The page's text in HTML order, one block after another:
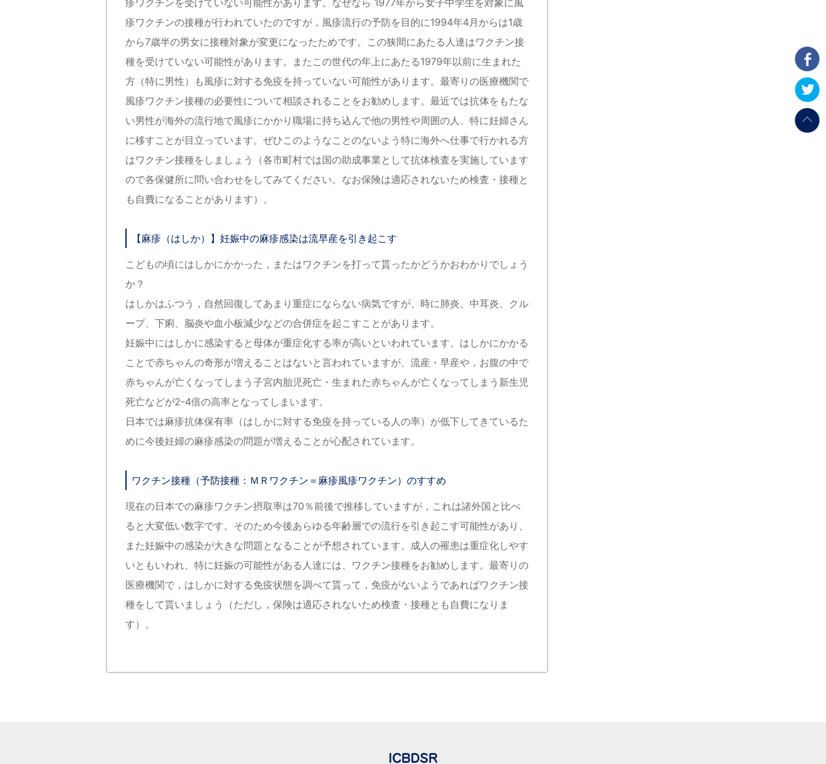
疹ワクチンを受けていない可能性があります。なぜなら 1977年から女子中学生を対象に風
疹ワクチンの接種が行われていたのですが，風疹流行の予防を目的に1994年4月からは1歳
から7歳半の男女に接種対象が変更になったためです。この狭間にあたる人達はワクチン接
種を受けていない可能性があります。またこの世代の年上にあたる1979年以前に生まれた
方（特に男性）も風疹に対する免疫を持っていない可能性があります。最寄りの医療機関で
風疹ワクチン接種の必要性について相談されることをお勧めします。最近では抗体をもたな
い男性が海外の流行地で風疹にかかり職場に持ち込んで他の男性や周囲の人、特に妊婦さん
に移すことが目立っています。ぜひこのようなことのないよう特に海外へ仕事で行かれる方
はワクチン接種をしましょう（各市町村では国の助成事業として抗体検査を実施しています
ので各保健所に問い合わせをしてみてください。なお保険は適応されないため検査・接種と
も自費になることがあります）。
【麻疹（はしか）】妊娠中の麻疹感染は流早産を引き起こす
こどもの頃にはしかにかかった，またはワクチンを打って貰ったかどうかおわかりでしょう
か？
はしかはふつう，自然回復してあまり重症にならない病気ですが、時に肺炎、中耳炎、クル
ープ、下痢、脳炎や血小板減少などの合併症を起こすことがあります。
妊娠中にはしかに感染すると母体が重症化する率が高いといわれています。はしかにかかる
ことで赤ちゃんの奇形が増えることはないと言われていますが、流産・早産や，お腹の中で
赤ちゃんが亡くなってしまう子宮内胎児死亡・生まれた赤ちゃんが亡くなってしまう新生児
死亡などが2-4倍の高率となってしまいます。
日本では麻疹抗体保有率（はしかに対する免疫を持っている人の率）が低下してきているた
めに今後妊婦の麻疹感染の問題が増えることが心配されています。
ワクチン接種（予防接種：ＭＲワクチン＝麻疹風疹ワクチン）のすすめ
現在の日本での麻疹ワクチン摂取率は70％前後で推移していますが，これは諸外国と比べ
ると大変低い数字です。そのため今後あらゆる年齢層での流行を引き起こす可能性があり、
また妊娠中の感染が大きな問題となることが予想されています。成人の罹患は重症化しやす
いともいわれ、特に妊娠の可能性がある人達には、ワクチン接種をお勧めします。最寄りの
医療機関で，はしかに対する免疫状態を調べて貰って，免疫がないようであればワクチン接
種をして貰いましょう（ただし，保険は適応されないため検査・接種とも自費になりま
す）。